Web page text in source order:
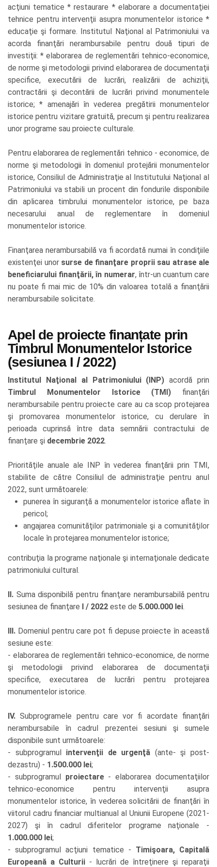
acţiuni tematice * restaurare * elaborare a documentaţiei
tehnice pentru intervenţii asupra monumentelor istorice *
educaţie şi formare. Institutul Naţional al Patrimoniului va
acorda finanţări nerambursabile pentru două tipuri de
investiţii: * elaborarea de reglementări tehnico-economice,
de norme şi metodologii privind elaborarea de documentaţii
specifice, executării de lucrări, realizării de achiziţii,
contractării şi decontării de lucrări privind monumentele
istorice; * amenajări în vederea pregătirii monumentelor
istorice pentru vizitare gratuită, precum şi pentru realizarea
unor programe sau proiecte culturale.
Pentru elaborarea de reglementări tehnico - economice, de
norme şi metodologii în domeniul protejării monumentelor
istorice, Consiliul de Administraţie al Institutului Naţional al
Patrimoniului va stabili un procent din fondurile disponibile
din aplicarea timbrului monumentelor istorice, pe baza
necesarului anual de reglementare în domeniul
monumentelor istorice.
Finanţarea nerambursabilă va fi acordată numai în condiţiile
existenţei unor surse de finanţare proprii sau atrase ale
beneficiarului finanţării, în numerar, într-un cuantum care
nu poate fi mai mic de 10% din valoarea totală a finanţării
nerambursabile solicitate.
Apel de proiecte finanțate prin
Timbrul Monumentelor Istorice
(sesiunea I / 2022)
Institutul Naţional al Patrimoniului (INP)acordă prin
Timbrul Monumentelor Istorice (TMI) finanţări
nerambursabile pentru proiecte care au ca scop protejarea
şi promovarea monumentelor istorice, cu derulare în
perioada cuprinsă între data semnării contractului de
finanţare şi decembrie 2022.
Priorităţile anuale ale INP în vederea finanţării prin TMI,
stabilite de către Consiliul de administraţie pentru anul
2022, sunt următoarele:
punerea în siguranţă a monumentelor istorice aflate în
pericol;
angajarea comunităţilor patrimoniale şi a comunităţilor
locale în protejarea monumentelor istorice;
contribuţia la programe naţionale şi internaţionale dedicate
patrimoniului cultural.
II. Suma disponibilă pentru finanţare nerambursabilă pentru
sesiunea de finanţare I / 2022 este de 5.000.000 lei.
III. Domeniul pentru care pot fi depuse proiecte în această
sesiune este:
- elaborarea de reglementări tehnico-economice, de norme
şi metodologii privind elaborarea de documentaţii
specifice, executarea de lucrări pentru protejarea
monumentelor istorice.
IV.Subprogramele pentru care vor fi acordate finanţări
nerambursabile în cadrul prezentei sesiuni şi sumele
disponibile sunt următoarele:
- subprogramul intervenţii de urgenţă (ante- şi post-
dezastru) - 1.500.000 lei;
- subprogramul proiectare- elaborarea documentaţiilor
tehnico-economice pentru intervenţii asupra
monumentelor istorice, în vederea solicitării de finanţări în
viitorul cadru financiar multianual al Uniunii Europene (2021-
2027) şi în cadrul diferitelor programe naţionale -
1.000.000 lei;
- subprogramul acţiuni tematice - Timişoara, Capitală
Europeană a Culturii - lucrări de întreţinere şi reparaţii